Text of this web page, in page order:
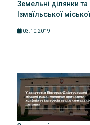
Земельні ділянки та
Ізмаїльської
03.10.2019